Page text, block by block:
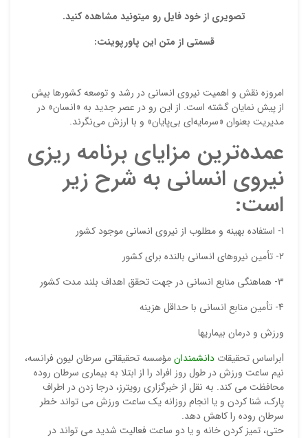
تصویری از خود فایل رو میتونید مشاهده کنید.
قسمتی از متن این پاورپوینت:
امروزه نقش و اهميت نيروي انساني در رشد و توسعه کشورها بيش
از پيش نمايان گشته است. از اين رو در عصر جديد به «انسان» در
مديريت بعنوان «سرمايه‌اي بي‌پايان» و با ارزش مي‌نگرند.
عمده‌ترين مزاياي برنامه ريزي
نيروي انساني به شرح زير
است:‌
1- استفاده بهينه و مطلوب از نيروي انساني موجود کشور
2- تأمين نيروهاي انساني بالنده براي کشور
3- هماهنگي منابع انساني در جهت تحقق اهداف بلند مدت کشور
4- تأمين منابع انساني با حداقل هزينه
ورزش و درمان بیماریها
lبراساس تحقيقات
دانشمندانمؤسسه تحقيقاتي سرطان ليون فرانسه،
نیم ساعت ورزش در طول روز افراد را از ابتلا به بيماري سرطان روده
محافظت مي کند. به نقل از خبرگزاري رويترز، درجا زدن در اطراف
پارک، شنا کردن و يا انجام روزانه يک ساعت ورزش مي تواند خطر
سرطان روده را کاهش دهد.
حتي، تميز کردن خانه و يا دو ساعت فعاليت شديد مي تواند در